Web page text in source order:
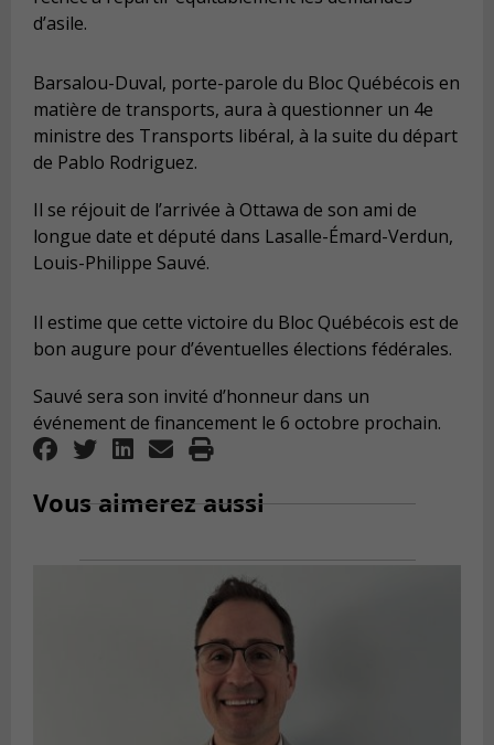
d’asile.
Barsalou-Duval, porte-parole du Bloc Québécois en
matière de transports, aura à questionner un 4e
ministre des Transports libéral, à la suite du départ
de Pablo Rodriguez.
Il se réjouit de l’arrivée à Ottawa de son ami de
longue date et député dans Lasalle-Émard-Verdun,
Louis-Philippe Sauvé.
Il estime que cette victoire du Bloc Québécois est de
bon augure pour d’éventuelles élections fédérales.
Sauvé sera son invité d’honneur dans un
événement de financement le 6 octobre prochain.
Vous aimerez aussi